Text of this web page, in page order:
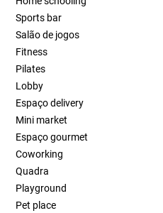
Sports bar
Salão de jogos
Fitness
Pilates
Lobby
Espaço delivery
Mini market
Espaço gourmet
Coworking
Quadra
Playground
Pet place